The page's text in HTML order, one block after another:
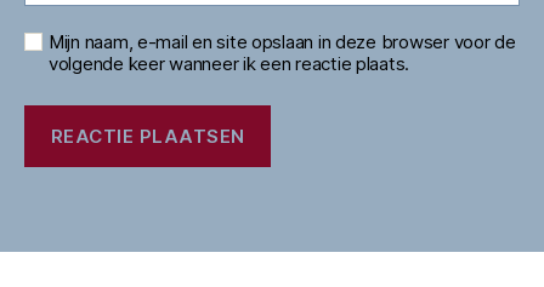
Mijn naam, e-mail en site opslaan in deze browser voor de
volgende keer wanneer ik een reactie plaats.